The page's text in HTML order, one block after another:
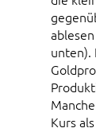
unten).
Kurs